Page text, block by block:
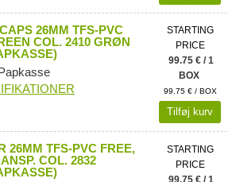
26MM TFS-PVC
COL. 2410 GRØN
STARTING
PRICE
99.75 € / 1
BOX
99.75 € / BOX
Tilføj kurv
26MM TFS-PVC FREE,
COL. 2832
STARTING
PRICE
99.75 € / 1